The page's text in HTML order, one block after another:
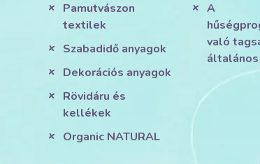
Pamutvászon
textilek
Szabadidő anyagok
Dekorációs anyagok
Rövidáru és
kellékek
Organic NATURAL
A
való